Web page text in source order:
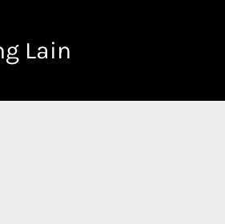
Lain